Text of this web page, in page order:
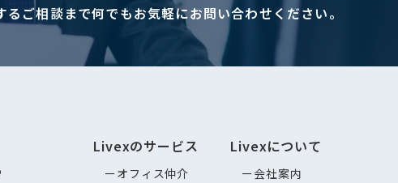
ご相談まで何でもお気軽にお問い合わせください。
Livexのサービス
オフィス仲介
Livexについて
会社案内